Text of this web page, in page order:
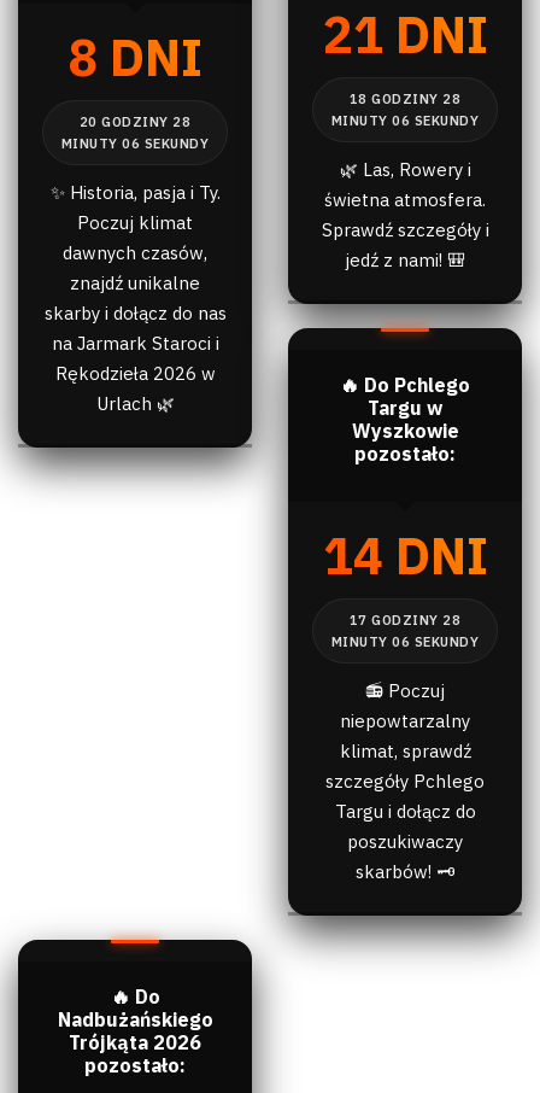
8 DNI
✨ Historia, pasja i Ty.
Poczuj klimat
dawnych czasów,
znajdź unikalne
skarby i dołącz do nas
na Jarmark Staroci i
Rękodzieła 2026 w
Urlach 🌿
21 DNI
🌿 Las, Rowery i
świetna atmosfera.
Sprawdź szczegóły i
jedź z nami! 🎒
🔥 Do Pchlego
Targu w
Wyszkowie
pozostało:
14 DNI
📻 Poczuj
niepowtarzalny
klimat, sprawdź
szczegóły Pchlego
Targu i dołącz do
poszukiwaczy
skarbów! 🗝️
🔥 Do
Nadbużańskiego
Trójkąta 2026
pozostało: